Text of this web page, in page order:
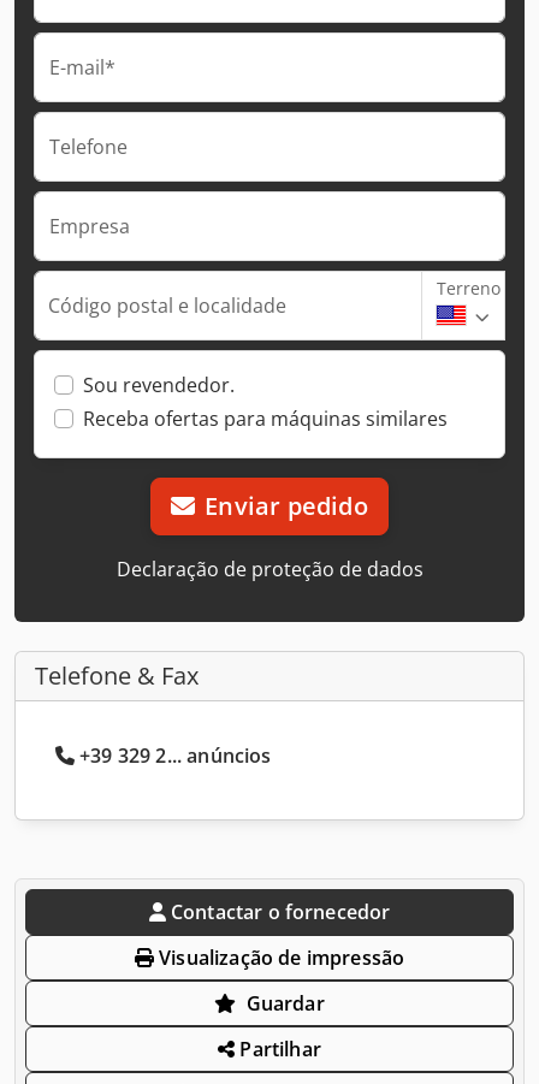
E-mail*
Telefone
Empresa
Código postal e localidade
Terreno
Sou revendedor.
Receba ofertas para máquinas similares
Enviar pedido
Declaração de proteção de dados
Telefone & Fax
+39 329 2... anúncios
Contactar o fornecedor
Visualização de impressão
Guardar
Partilhar